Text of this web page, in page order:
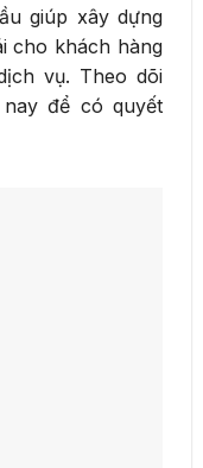
giúp xây dựng
cho khách hàng
vụ. Theo dõi
để có quyết